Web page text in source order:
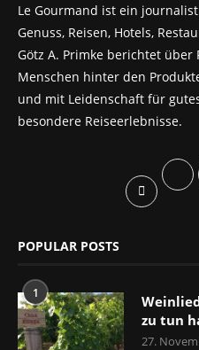
Le Gourmand ist ein
Genuss, Reisen, Hotels,
Götz A. Primke berichtet über
Menschen hinter den
und mit Leidenschaft für
besondere Reiseerlebnisse.
POPULAR POSTS
1
zu tun
27.